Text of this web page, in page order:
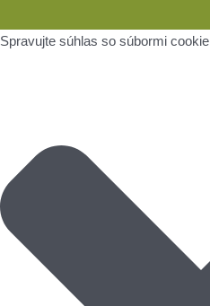
Spravujte súhlas so súbormi cookie